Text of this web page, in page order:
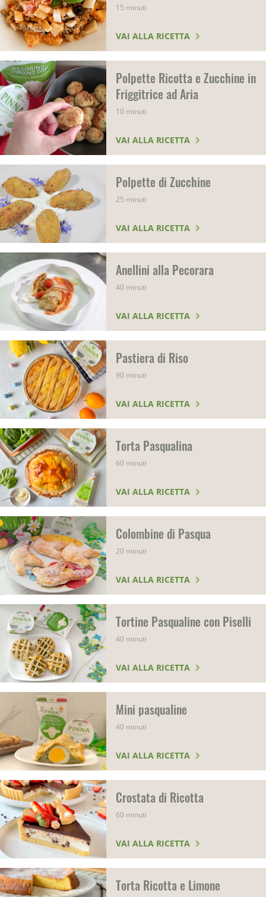
15 minuti
VAI ALLA RICETTA
Polpette Ricotta e Zucchine in
Friggitrice ad Aria
10 minuti
VAI ALLA RICETTA
Polpette di Zucchine
25 minuti
VAI ALLA RICETTA
Anellini alla Pecorara
40 minuti
VAI ALLA RICETTA
Pastiera di Riso
90 minuti
VAI ALLA RICETTA
Torta Pasqualina
60 minuti
VAI ALLA RICETTA
Colombine di Pasqua
20 minuti
VAI ALLA RICETTA
Tortine Pasqualine con Piselli
40 minuti
VAI ALLA RICETTA
Mini pasqualine
40 minuti
VAI ALLA RICETTA
Crostata di Ricotta
60 minuti
VAI ALLA RICETTA
Torta Ricotta e Limone